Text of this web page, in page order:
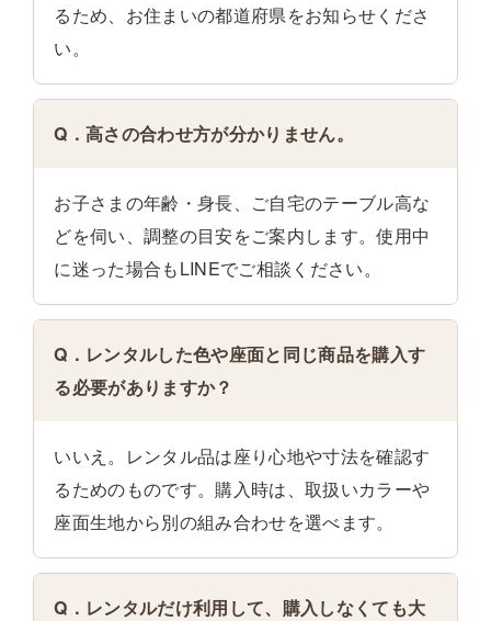
るため、お住まいの都道府県をお知らせくださ
い。
Q．高さの合わせ方が分かりません。
お子さまの年齢・身長、ご自宅のテーブル高な
どを伺い、調整の目安をご案内します。使用中
に迷った場合もLINEでご相談ください。
Q．レンタルした色や座面と同じ商品を購入す
る必要がありますか？
いいえ。レンタル品は座り心地や寸法を確認す
るためのものです。購入時は、取扱いカラーや
座面生地から別の組み合わせを選べます。
Q．レンタルだけ利用して、購入しなくても大